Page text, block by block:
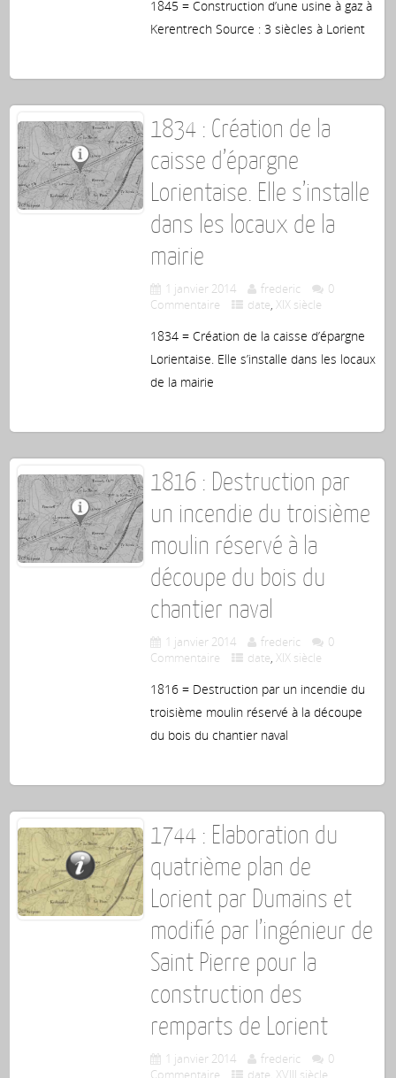
1845 = Construction d’une usine à gaz à
Kerentrech Source : 3 siècles à Lorient
1834 : Création de la
caisse d’épargne
Lorientaise. Elle s’installe
dans les locaux de la
mairie
1 janvier 2014 frederic
0
Commentaire
date,XIX siècle
1834 = Création de la caisse d’épargne
Lorientaise. Elle s’installe dans les locaux
de la mairie
1816 : Destruction par
un incendie du troisième
moulin réservé à la
découpe du bois du
chantier naval
1 janvier 2014 frederic
0
Commentaire
date,XIX siècle
1816 = Destruction par un incendie du
troisième moulin réservé à la découpe
du bois du chantier naval
1744 : Elaboration du
quatrième plan de
Lorient par Dumains et
modifié par l’ingénieur de
Saint Pierre pour la
construction des
remparts de Lorient
1 janvier 2014 frederic
0